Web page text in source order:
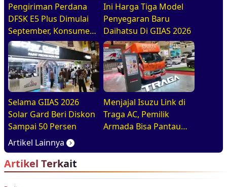
Pengiriman Perdana
DFSK E5 Plus Dimulai
September, Konsumen
Diajak Tur Pabrik
Ini Harga Tiga Model
Penyegaran Baru
Daihatsu Di GIIAS 2026
Selama GIIAS 2026
Solar Gard Beri Diskon
Sampai 50 Persen
Menjajal Isuzu Link di
Traga AC, Pemilik
Armada Bisa Pantau
Realtime
Artikel Lainnya
Artikel Terkait